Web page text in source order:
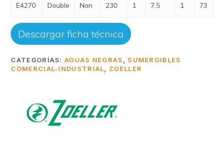
E4270 Double Non 230 1 7.5 1 73
Descargar ficha técnica
CATEGORÍAS:AGUAS NEGRAS
SUMERGIBLES
COMERCIAL-INDUSTRIAL
ZOELLER